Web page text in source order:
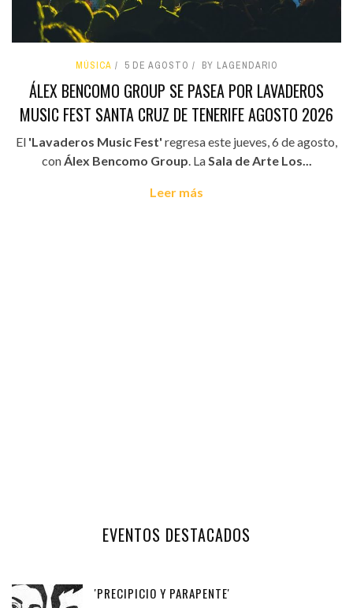
MÚSICA 5 DE AGOSTO BY LAGENDARIO
ÁLEX BENCOMO GROUP SE PASEA POR LAVADEROS
MUSIC FEST SANTA CRUZ DE TENERIFE AGOSTO 2026
El 'Lavaderos Music Fest' regresa este jueves, 6 de agosto,
conÁlex Bencomo Group. LaSala de Arte Los...
Leer más
EVENTOS DESTACADOS
'PRECIPICIO Y PARAPENTE'